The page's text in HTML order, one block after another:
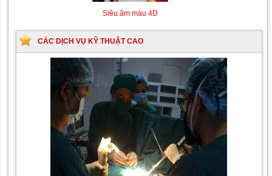
Siêu âm màu 4D
CÁC DỊCH VỤ KỸ THUẬT CAO